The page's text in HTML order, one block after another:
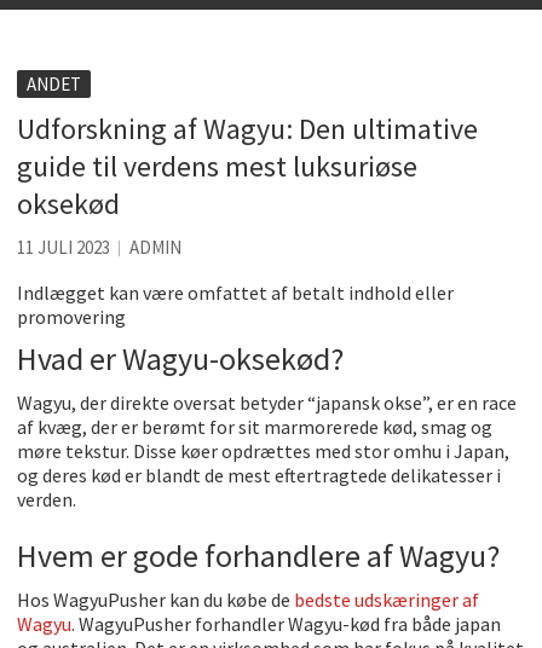
Få baren hjem til dig
De fem bedste brunchsteder på Sjælland
Sjove oplevelsesmuligheder i København
ANDET
Udforskning af Wagyu: Den ultimative
guide til verdens mest luksuriøse
oksekød
11 JULI 2023 ADMIN
Indlægget kan være omfattet af betalt indhold eller
promovering
Hvad er Wagyu-oksekød?
Wagyu, der direkte oversat betyder “japansk okse”, er en race
af kvæg, der er berømt for sit marmorerede kød, smag og
møre tekstur. Disse køer opdrættes med stor omhu i Japan,
og deres kød er blandt de mest eftertragtede delikatesser i
verden.
Hvem er gode forhandlere af Wagyu?
Hos WagyuPusher kan du købe de bedste udskæringer af
Wagyu. WagyuPusher forhandler Wagyu-kød fra både japan